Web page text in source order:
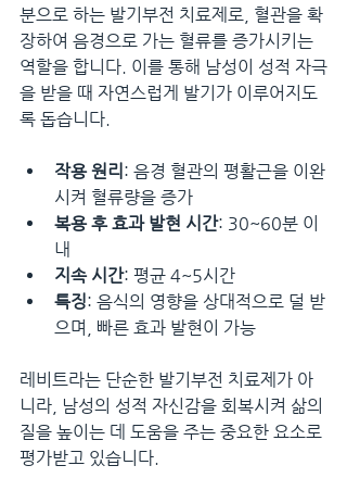
분으로 하는 발기부전 치료제로, 혈관을 확
장하여 음경으로 가는 혈류를 증가시키는
역할을 합니다. 이를 통해 남성이 성적 자극
을 받을 때 자연스럽게 발기가 이루어지도
록 돕습니다.
작용 원리 : 음경 혈관의 평활근을 이완
시켜 혈류량을 증가
복용 후 효과 발현 시간: 30~60분 이
내
지속 시간: 평균 4~5시간
특징: 음식의 영향을 상대적으로 덜 받
으며, 빠른 효과 발현이 가능
레비트라는 단순한 발기부전 치료제가 아
니라, 남성의 성적 자신감을 회복시켜 삶의
질을 높이는 데 도움을 주는 중요한 요소로
평가받고 있습니다.